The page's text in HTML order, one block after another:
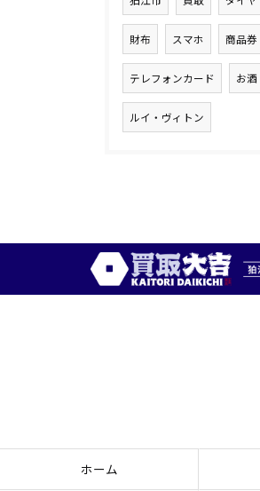
財布 スマホ 商品券
テレフォンカード お酒
ルイ・ヴィトン
ホーム